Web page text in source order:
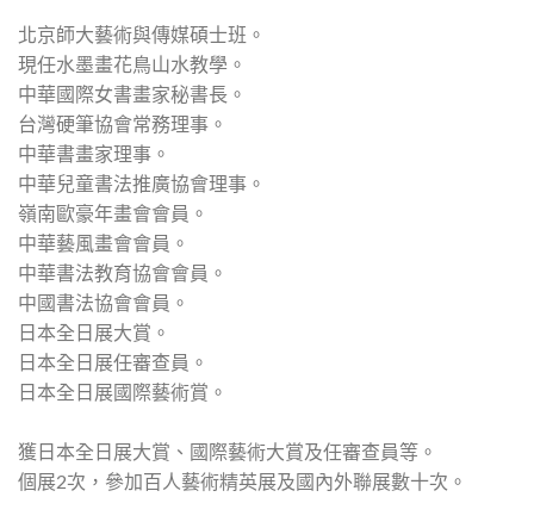
北京師大藝術與傳媒碩士班。
現任水墨畫花鳥山水教學。
中華國際女書畫家秘書長。
台灣硬筆協會常務理事。
中華書畫家理事。
中華兒童書法推廣協會理事。
嶺南歐豪年畫會會員。
中華藝風畫會會員。
中華書法教育協會會員。
中國書法協會會員。
日本全日展大賞。
日本全日展任審查員。
日本全日展國際藝術賞。
獲日本全日展大賞、國際藝術大賞及任審查員等。
個展2次，參加百人藝術精英展及國內外聯展數十次。